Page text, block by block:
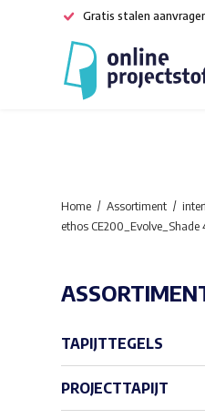
Gratis stalen
Home Assortiment
ethos CE200_Evolve_Shade
TAPIJTTEGELS
PROJECTTAPIJT